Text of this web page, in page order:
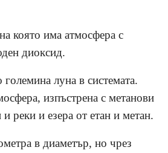
която има атмосфера с
диоксид.
големина луна в системата.
изпъстрена с метанови
реки и езера от етан и метан.
в диаметър, но чрез